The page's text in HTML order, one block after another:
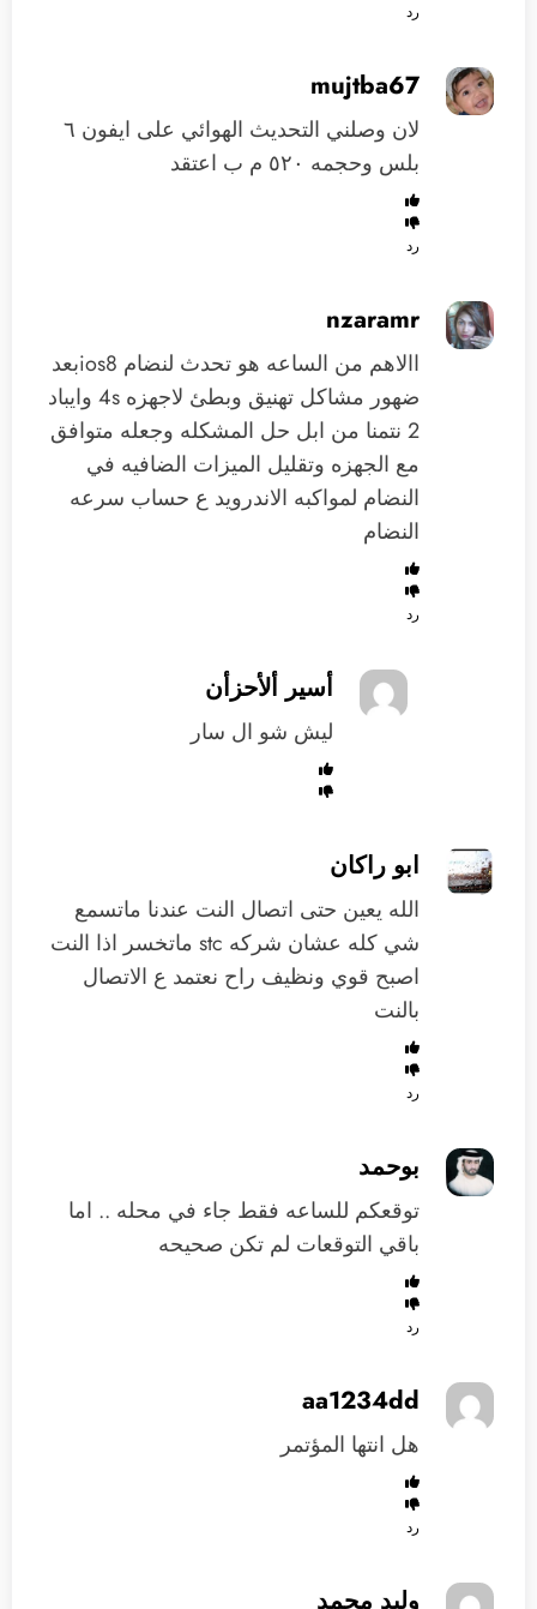
رد
mujtba67
لان وصلني التحديث الهوائي على ايفون ٦
بلس وحجمه ٥٢٠ م ب اعتقد
رد
nzaramr
االاهم من الساعه هو تحدث لنضام ios8بعد
ضهور مشاكل تهنيق وبطئ لاجهزه 4s وايباد
2 نتمنا من ابل حل المشكله وجعله متوافق
مع الجهزه وتقليل الميزات الضافيه في
النضام لمواكبه الاندرويد ع حساب سرعه
النضام
رد
أسير ألأحزأن
ليش شو ال سار
ابو راكان
الله يعين حتى اتصال النت عندنا ماتسمع
شي كله عشان شركه stc ماتخسر اذا النت
اصبح قوي ونظيف راح نعتمد ع الاتصال
بالنت
رد
بوحمد
توقعكم للساعه فقط جاء في محله .. اما
باقي التوقعات لم تكن صحيحه
رد
aa1234dd
هل انتها المؤتمر
رد
وليد محمد